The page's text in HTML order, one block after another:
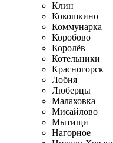
Клин
Кокошкино
Коммунарка
Коробово
Королёв
Котельники
Красногорск
Лобня
Люберцы
Малаховка
Мисайлово
Мытищи
Нагорное